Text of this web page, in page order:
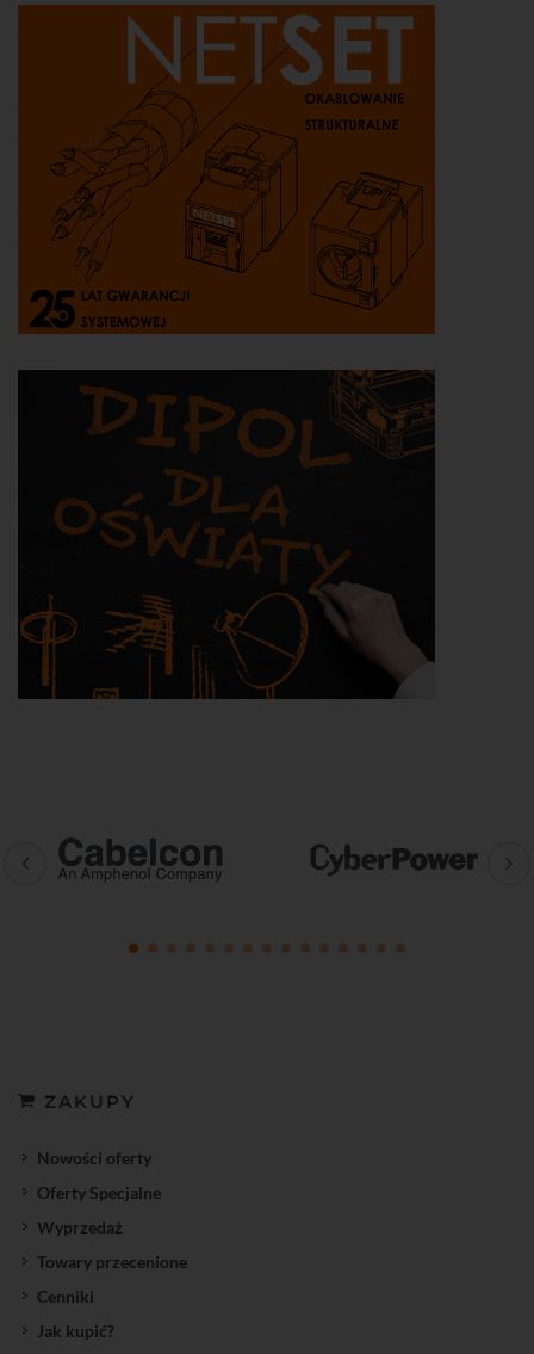
ZAKUPY
Nowości oferty
Oferty Specjalne
Wyprzedaż
Towary przecenione
Cenniki
Jak kupić?